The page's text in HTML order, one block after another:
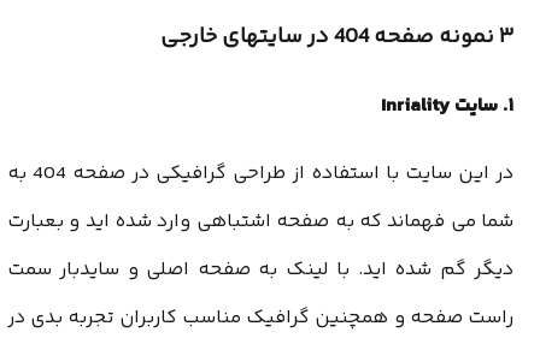
۳ نمونه صفحه 404 در سایتهای خارجی
در این سایت با استفاده از طراحی گرافیکی در صفحه 404 به
شما می فهماند که به صفحه اشتباهی وارد شده اید و بعبارت
دیگر گم شده اید. با لینک به صفحه اصلی و سایدبار سمت
راست صفحه و همچنین گرافیک مناسب کاربران تجربه بدی در